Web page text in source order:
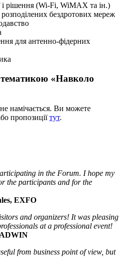
і рішення (Wi-Fi, WiMAX та ін.)
бездротових мереж
для антенно-фідерних
«Навколо
намічається. Ви можете
пропозиціїтут.
in the Forum. I hope my
the participants and for the
EXFO
and organizers! It was pleasing
at a professional event!
from business point of view, but